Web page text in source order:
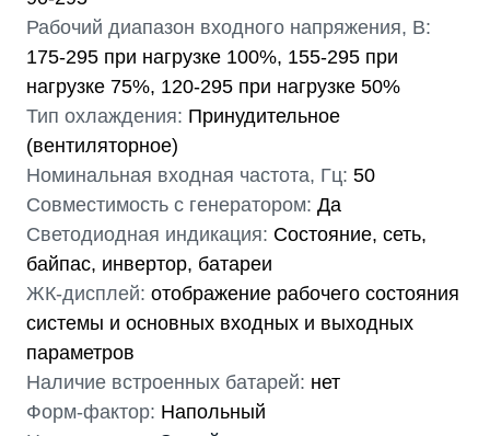
Рабочий диапазон входного напряжения, В:
175-295 при нагрузке 100%, 155-295 при
нагрузке 75%, 120-295 при нагрузке 50%
Тип охлаждения: Принудительное
(вентиляторное)
Номинальная входная частота, Гц: 50
Совместимость с генератором: Да
Светодиодная индикация: Состояние, сеть,
байпас, инвертор, батареи
ЖК-дисплей: отображение рабочего состояния
системы и основных входных и выходных
параметров
Наличие встроенных батарей: нет
Форм-фактор: Напольный